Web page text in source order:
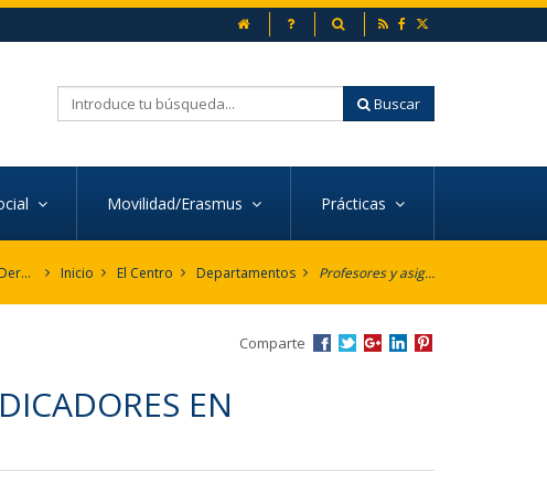
Preguntas frecuentes
Buscador
Buscar
Movilidad/Erasmus Prácticas
Facultad de Derecho Inicio El Centro Departamentos Profesores y asignaturas por Departamento
Comparte
EN